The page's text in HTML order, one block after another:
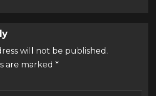
will not be published.
are marked *